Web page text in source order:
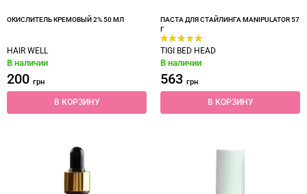
ОКИСЛИТЕЛЬ КРЕМОВЫЙ 2% 50 МЛ
HAIR WELL
В наличии
200 грн
В КОРЗИНУ
ПАСТА ДЛЯ СТАЙЛИНГА MANIPULATOR 57
Г
TIGI BED HEAD
В наличии
563 грн
В КОРЗИНУ